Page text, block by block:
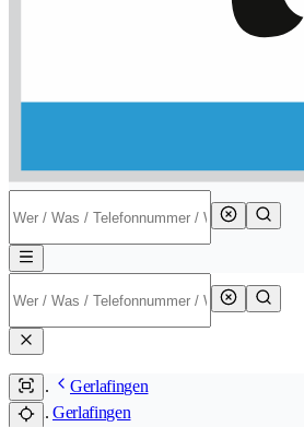
Gerlafingen
Gerlafingen